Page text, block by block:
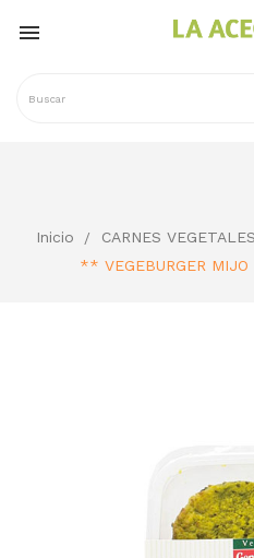

Inicio
CARNES
** VEGEBURGER MIJO